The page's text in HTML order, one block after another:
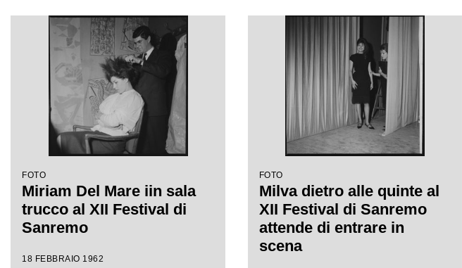
FOTO
Miriam Del Mare iin sala
trucco al XII Festival di
Sanremo
18 FEBBRAIO 1962
FOTO
Milva dietro alle quinte al
XII Festival di Sanremo
attende di entrare in
scena